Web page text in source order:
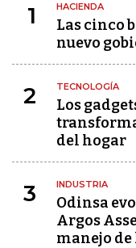
1 HACIENDA
Las cinco
nuevo
2 TECNOLOGÍA
Los
del hogar
3 INDUSTRIA
Odinsa
Argos
manejo